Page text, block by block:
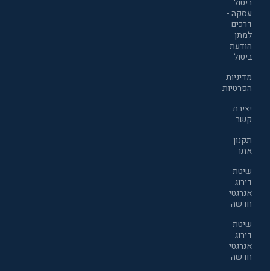
ביטול
עסקה -
דרכים
למתן
הודעת
ביטול
מדיניות
הפרטיות
יצירת
קשר
תקנון
אתר
שיטת
דירוג
אנרגטי
חדשה
שיטת
דירוג
אנרגטי
חדשה